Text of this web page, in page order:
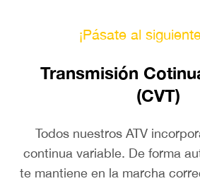
¡Pásate al
Transmisión
(CVT)
Todos nuestros ATV
continua variable. De forma
te mantiene en la marcha